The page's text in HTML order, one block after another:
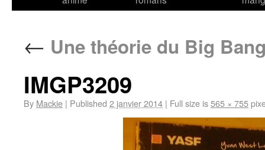
← Une théorie du Big
IMGP3209
By Mackie | Published 2 janvier 2014 | Full size is565 × 755